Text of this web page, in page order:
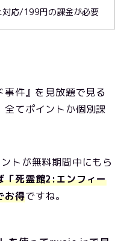
対応/199円の課金が必要
件』を見放題で見る
全てポイントか個別課
トが無料期間中にもら
「死霊館2:エンフィー
お得ですね。